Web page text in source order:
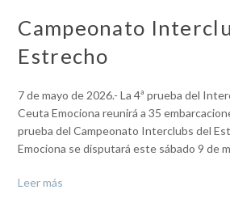
Campeonato
Estrecho
7 de mayo de 2026.- La 4ª prueba del
Ceuta Emociona reunirá a 35
prueba del Campeonato Interclubs del
Emociona se disputará este sábado 9 de
Leer más